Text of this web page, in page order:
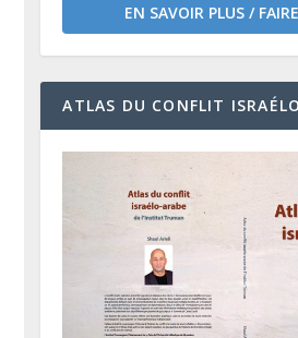
EN SAVOIR PLUS /
ATLAS DU CONFLIT